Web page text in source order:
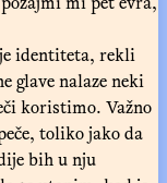
identiteta, rekli
glave nalaze neki
koristimo. Važno
toliko jako da
bih u nju